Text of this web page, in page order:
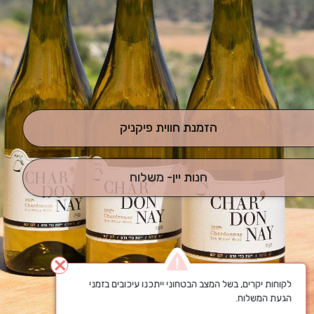
close
לקוחות יקרים, בשל המצב הבטחוני ייתכנו עיכובים בזמני
הגעת המשלוח.
הזמנת חווית פיקניק
חנות יין- משלוח